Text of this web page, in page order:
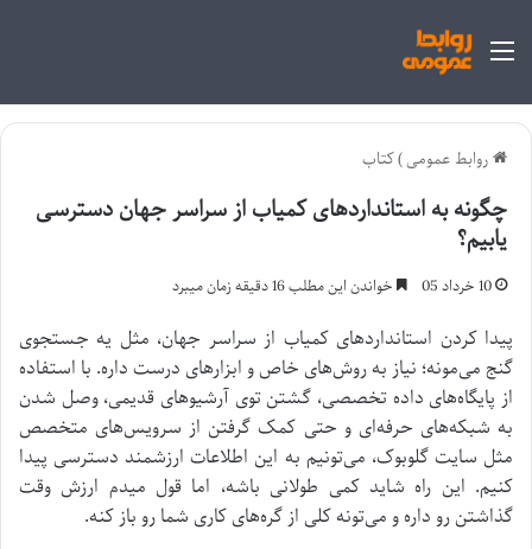
منو
روابط عمومی)کتاب
چگونه به استانداردهای کمیاب از سراسر جهان دسترسی
یابیم؟
10 خرداد 05 خواندن این مطلب 16 دقیقه زمان میبرد
پیدا کردن استانداردهای کمیاب از سراسر جهان، مثل یه جستجوی
گنج می‌مونه؛ نیاز به روش‌های خاص و ابزارهای درست داره. با استفاده
از پایگاه‌های داده تخصصی، گشتن توی آرشیوهای قدیمی، وصل شدن
به شبکه‌های حرفه‌ای و حتی کمک گرفتن از سرویس‌های متخصص
مثل سایت گلوبوک، می‌تونیم به این اطلاعات ارزشمند دسترسی پیدا
کنیم. این راه شاید کمی طولانی باشه، اما قول میدم ارزش وقت
گذاشتن رو داره و می‌تونه کلی از گره‌های کاری شما رو باز کنه.